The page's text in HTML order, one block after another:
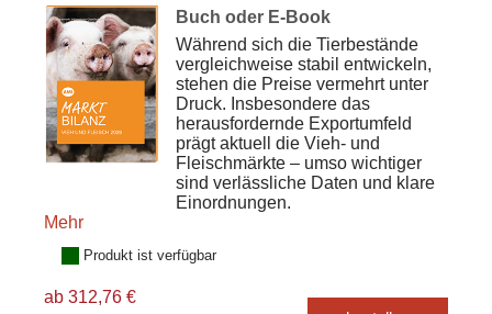
Buch oder E-Book
Während sich die Tierbestände
vergleichweise stabil entwickeln,
stehen die Preise vermehrt unter
Druck. Insbesondere das
herausfordernde Exportumfeld
prägt aktuell die Vieh- und
Fleischmärkte – umso wichtiger
sind verlässliche Daten und klare
Einordnungen.
Mehr
Produkt ist verfügbar
ab 312,76 €